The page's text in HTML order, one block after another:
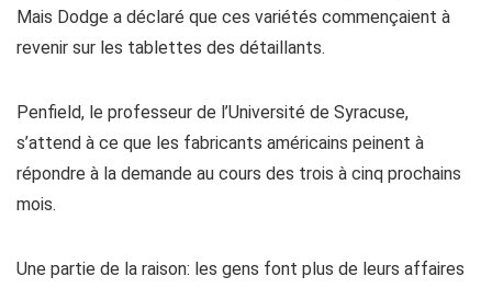
Mais Dodge a déclaré que ces variétés commençaient à
revenir sur les tablettes des détaillants.
Penfield, le professeur de l’Université de Syracuse,
s’attend à ce que les fabricants américains peinent à
répondre à la demande au cours des trois à cinq prochains
mois.
Une partie de la raison: les gens font plus de leurs affaires